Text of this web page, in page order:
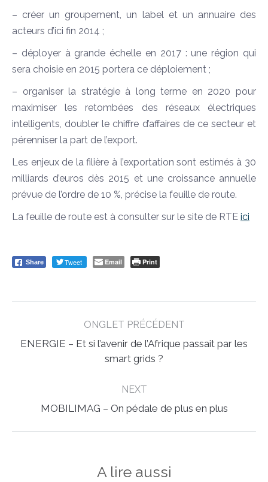
– créer un groupement, un label et un annuaire des
acteurs d’ici fin 2014 ;
– déployer à grande échelle en 2017 : une région qui
sera choisie en 2015 portera ce déploiement ;
– organiser la stratégie à long terme en 2020 pour
maximiser les retombées des réseaux électriques
intelligents, doubler le chiffre d’affaires de ce secteur et
pérenniser la part de l’export.
Les enjeux de la filière à l’exportation sont estimés à 30
milliards d’euros dès 2015 et une croissance annuelle
prévue de l’ordre de 10 %, précise la feuille de route.
La feuille de route est à consulter sur le site de RTE ici
Share Tweet Email Print
ONGLET PRÉCÉDENT
Previous
post:
ENERGIE – Et si l’avenir de l’Afrique passait par les
smart grids ?
NEXT
Next
MOBILIMAG – On pédale de plus en plus
A lire aussi